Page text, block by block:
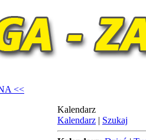
<<
Kalendarz
Kalendarz | Szukaj